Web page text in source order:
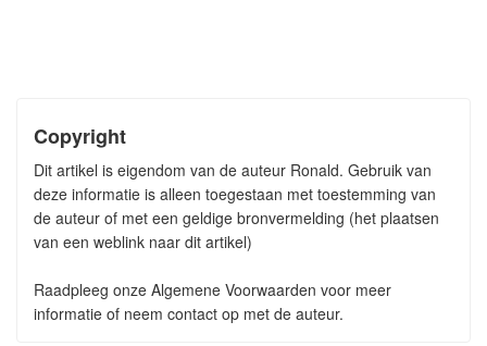
Copyright
Dit artikel is eigendom van de auteur Ronald. Gebruik van
deze informatie is alleen toegestaan met toestemming van
de auteur of met een geldige bronvermelding (het plaatsen
van een weblink naar dit artikel)
Raadpleeg onze Algemene Voorwaarden voor meer
informatie of neem contact op met de auteur.